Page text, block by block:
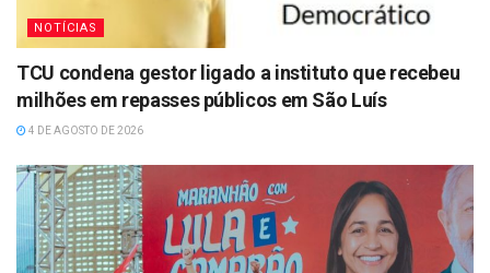
NOTÍCIAS
TCU condena gestor ligado a instituto que recebeu
milhões em repasses públicos em São Luís
4 DE AGOSTO DE 2026